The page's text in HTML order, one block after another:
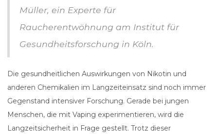
Müller, ein Experte für
Raucherentwöhnung am Institut für
Gesundheitsforschung in Köln.
Die gesundheitlichen Auswirkungen von Nikotin und
anderen Chemikalien im Langzeiteinsatz sind noch immer
Gegenstand intensiver Forschung. Gerade bei jungen
Menschen, die mit Vaping experimentieren, wird die
Langzeitsicherheit in Frage gestellt. Trotz dieser